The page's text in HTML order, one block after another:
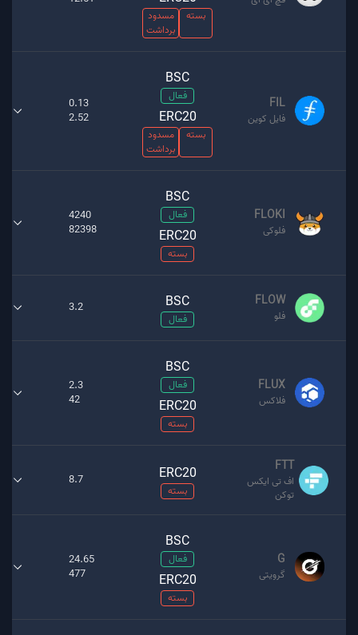
بسته
مسدود
برداشت
FIL
فایل کوین
BSC
فعال
ERC20
بسته
مسدود
برداشت
0.13
2.52
FLOKI
فلوکی
BSC
فعال
ERC20
بسته
4240
82398
FLOW
فلو
BSC
فعال
3.2
FLUX
فلاکس
BSC
فعال
ERC20
بسته
2.3
42
FTT
اف تی ایکس
توکن
ERC20
بسته
8.7
G
گرویتی
BSC
فعال
ERC20
بسته
24.65
477